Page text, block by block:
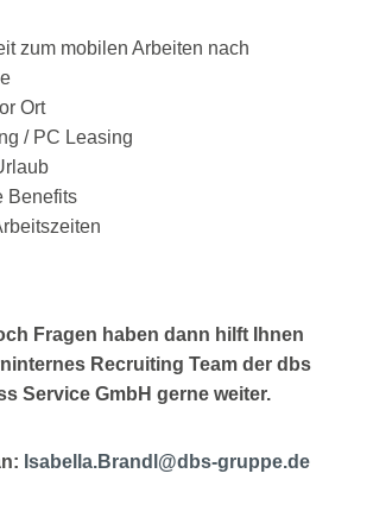
zum mobilen Arbeiten nach
Ort
/ PC Leasing
Benefits
Fragen haben dann hilft Ihnen
Recruiting Team der dbs
Service GmbH gerne weiter.
Isabella.Brandl@dbs-gruppe.de